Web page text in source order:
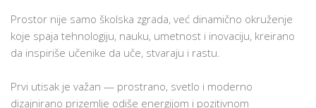
Prostor nije samo školska zgrada, već dinamično okruženje
koje spaja tehnologiju, nauku, umetnost i inovaciju, kreirano
da inspiriše učenike da uče, stvaraju i rastu.
Prvi utisak je važan — prostrano, svetlo i moderno
dizajnirano prizemlje odiše energijom i pozitivnom